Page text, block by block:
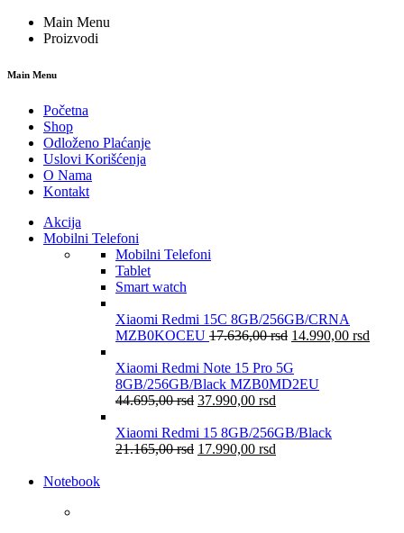
Main Menu
Proizvodi
Main Menu
Početna
Shop
Odloženo Plaćanje
Uslovi Korišćenja
O Nama
Kontakt
Akcija
Mobilni Telefoni
Mobilni Telefoni
Tablet
Smart watch
Xiaomi Redmi 15C 8GB/256GB/CRNA
MZB0KOCEU 17.636,00rsd 14.990,00 rsd
Xiaomi Redmi Note 15 Pro 5G
8GB/256GB/Black MZB0MD2EU
44.695,00rsd 37.990,00 rsd
Xiaomi Redmi 15 8GB/256GB/Black
21.165,00rsd 17.990,00 rsd
Notebook